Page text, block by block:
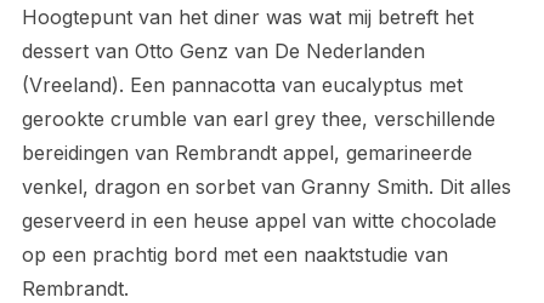
Hoogtepunt van het diner was wat mij betreft het
dessert van Otto Genz van De Nederlanden
(Vreeland). Een pannacotta van eucalyptus met
gerookte crumble van earl grey thee, verschillende
bereidingen van Rembrandt appel, gemarineerde
venkel, dragon en sorbet van Granny Smith. Dit alles
geserveerd in een heuse appel van witte chocolade
op een prachtig bord met een naaktstudie van
Rembrandt.